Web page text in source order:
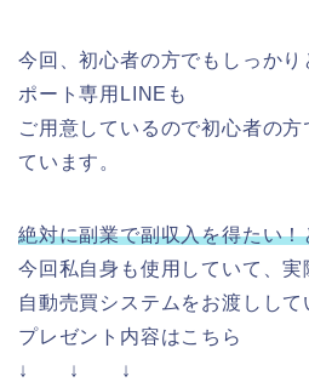
今回、初心者の方でもしっか
ポート専用LINEも
ご用意しているので初心者の
ています。
絶対に副業で副収入を得たい！
今回私自身も使用していて、
自動売買システムをお渡しして
プレゼント内容はこちら
↓ ↓ ↓